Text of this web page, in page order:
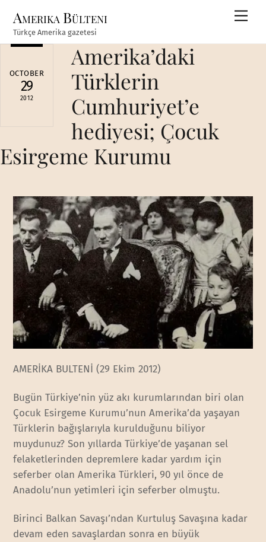
content
Amerika Bülteni
Türkçe Amerika gazetesi
OCTOBER
29
2012
Amerika’daki
Türklerin
Cumhuriyet’e
hediyesi; Çocuk
Esirgeme Kurumu
AMERİKA BULTENİ (29 Ekim 2012)
Bugün Türkiye’nin yüz akı kurumlarından biri olan
Çocuk Esirgeme Kurumu’nun Amerika’da yaşayan
Türklerin bağışlarıyla kurulduğunu biliyor
muydunuz? Son yıllarda Türkiye’de yaşanan sel
felaketlerinden depremlere kadar yardım için
seferber olan Amerika Türkleri, 90 yıl önce de
Anadolu’nun yetimleri için seferber olmuştu.
Birinci Balkan Savaşı’ndan Kurtuluş Savaşına kadar
devam eden savaşlardan sonra en büyük